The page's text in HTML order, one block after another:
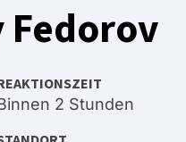
Fedorov
2 Stunden